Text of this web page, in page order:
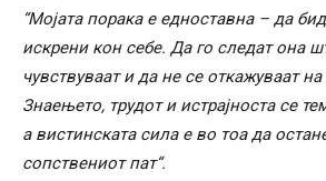
“Мојата порака е едноставна – да
искрени кон себе. Да го следат она
чувствуваат и да не се откажуваат
Знаењето, трудот и истрајноста се
а вистинската сила е во тоа да
сопствениот пат“.